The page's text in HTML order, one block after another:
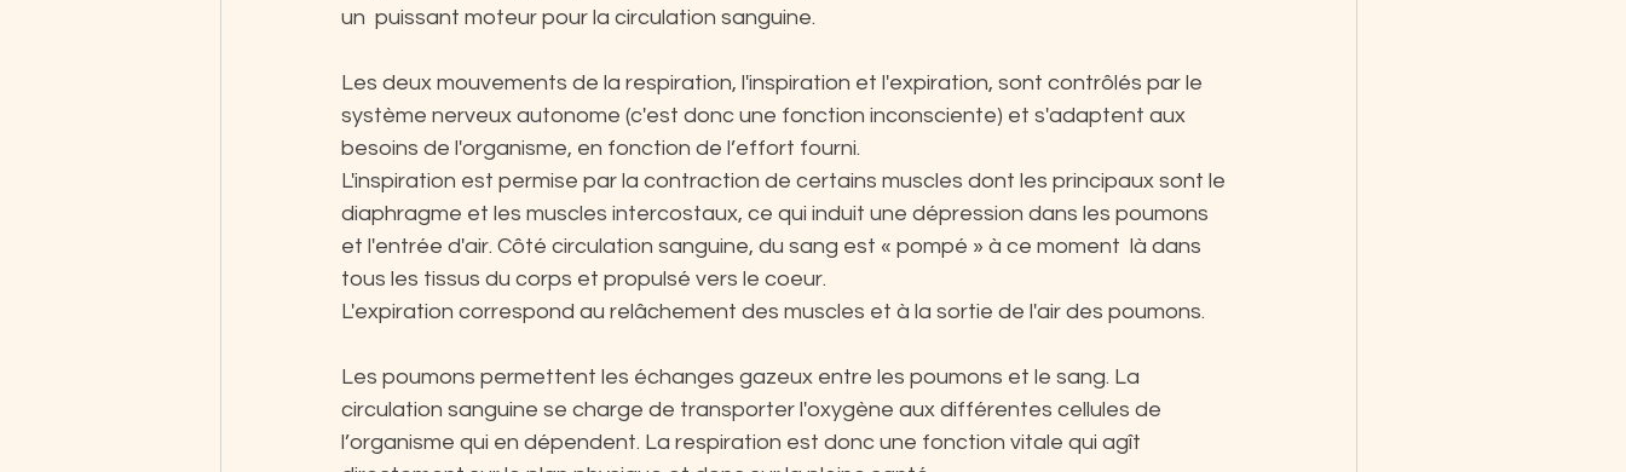
un  puissant moteur pour la circulation sanguine.
Les deux mouvements de la respiration, l'inspiration et l'expiration, sont contrôlés par le
système nerveux autonome (c'est donc une fonction inconsciente) et s'adaptent aux
besoins de l'organisme, en fonction de l’effort fourni.
L'inspiration est permise par la contraction de certains muscles dont les principaux sont le
diaphragme et les muscles intercostaux, ce qui induit une dépression dans les poumons
et l'entrée d'air. Côté circulation sanguine, du sang est « pompé » à ce moment  là dans
tous les tissus du corps et propulsé vers le coeur.
L'expiration correspond au relâchement des muscles et à la sortie de l'air des poumons.
Les poumons permettent les échanges gazeux entre les poumons et le sang. La
circulation sanguine se charge de transporter l'oxygène aux différentes cellules de
l’organisme qui en dépendent. La respiration est donc une fonction vitale qui agît